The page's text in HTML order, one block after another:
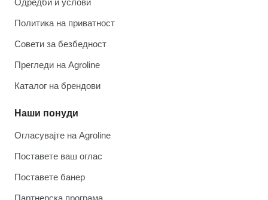
Одредби и услови
Политика на приватност
Совети за безбедност
Прегледи на Agroline
Каталог на брендови
Наши понуди
Огласувајте на Agroline
Поставете ваш оглас
Поставете банер